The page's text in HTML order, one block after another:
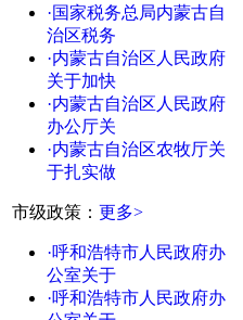
·国家税务总局内蒙古自
治区税务
·内蒙古自治区人民政府
关于加快
·内蒙古自治区人民政府
办公厅关
·内蒙古自治区农牧厅关
于扎实做
市级政策： 更多>
·呼和浩特市人民政府办
公室关于
·呼和浩特市人民政府办